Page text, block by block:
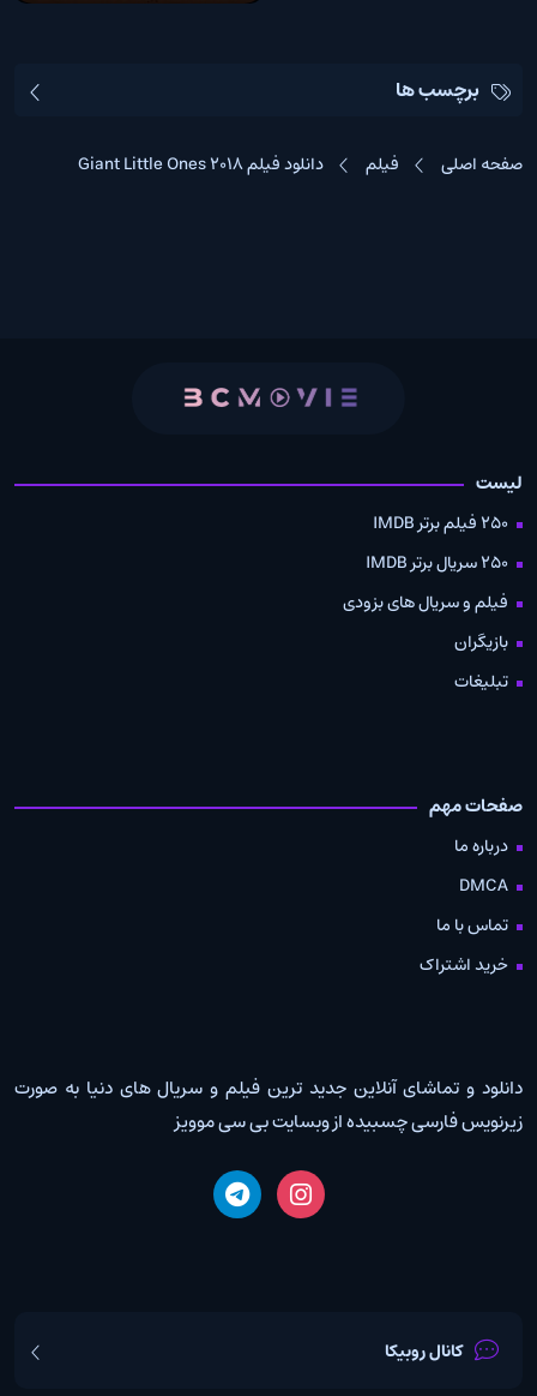
برچسب ها
صفحه اصلی فیلم دانلود فیلم Giant Little Ones 2018
لیست
250 فیلم برتر IMDB
250 سریال برتر IMDB
فیلم و سریال های بزودی
بازیگران
تبلیغات
صفحات مهم
درباره ما
DMCA
تماس با ما
خرید اشتراک
دانلود و تماشای آنلاین جدید ترین فیلم و سریال های دنیا به صورت
زیرنویس فارسی چسبیده از وبسایت بی سی موویز
کانال روبیکا